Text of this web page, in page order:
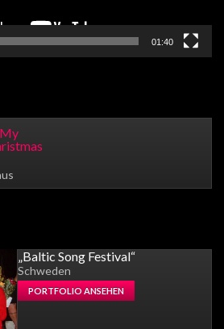
01:40
„Baltic Song Festival“
Schweden
PORTFOLIO ANSEHEN